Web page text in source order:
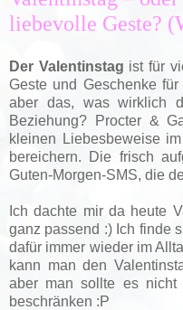
liebevolle Geste?
Der Valentinstag ist für
Geste und Geschenke
aber das, was wirklich
Beziehung? Procter &
kleinen Liebesbeweise
bereichern. Die frisch
Guten-Morgen-SMS, die
Ich dachte mir da heute
ganz passend :) Ich finde
dafür immer wieder im
kann man den
aber man sollte es
beschränken :P